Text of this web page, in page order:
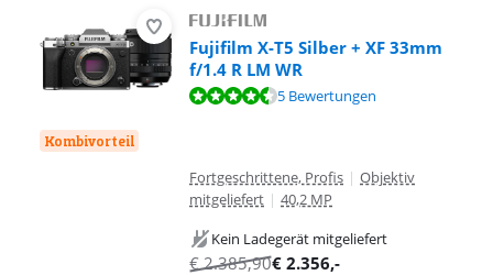
Kombivorteil
Fujifilm X-T5 Silber + XF 33mm
f/1.4 R LM WR
Bewertet mit 8,7 von 10, basierend auf 5 Bewertungen.
5 Bewertungen
Fortgeschrittene, Profis | Objektiv
mitgeliefert | 40,2 MP
Kein Ladegerät mitgeliefert
€2.385,90€ 2.356,-